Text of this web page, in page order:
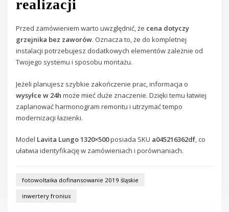
realizacji
Przed zamówieniem warto uwzględnić, że cena dotyczy
grzejnika bez zaworów. Oznacza to, że do kompletnej
instalacji potrzebujesz dodatkowych elementów zależnie od
Twojego systemu i sposobu montażu.
Jeżeli planujesz szybkie zakończenie prac, informacja o
wysyłce w 24h może mieć duże znaczenie. Dzięki temu łatwiej
zaplanować harmonogram remontu i utrzymać tempo
modernizacji łazienki.
Model Lavita Lungo 1320×500posiada SKU a045216362df, co
ułatwia identyfikację w zamówieniach i porównaniach.
fotowoltaika dofinansowanie 2019 śląskie
inwertery fronius